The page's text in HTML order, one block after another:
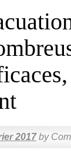
2017 by